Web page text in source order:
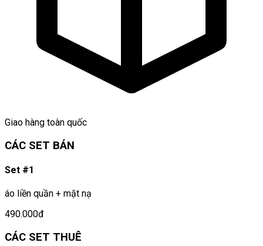
Giao hàng toàn quốc
CÁC SET BÁN
Set #1
áo liền quần + mặt nạ
490.000đ
CÁC SET THUÊ